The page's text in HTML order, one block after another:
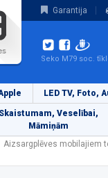
Garantija
Seko M79 soc.
LED TV, Foto,
Skaistumam, Veselībai,
Māmiņām
Aizsargplēves mobilajiem